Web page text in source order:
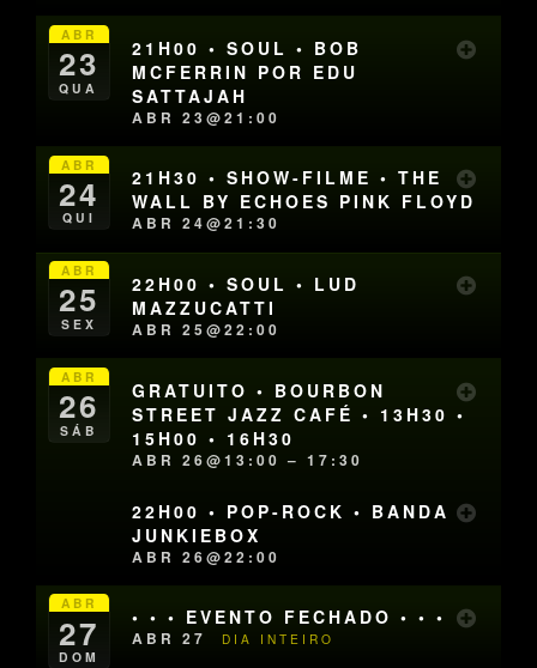
ABR
23
QUA
21H00 • SOUL • BOB
MCFERRIN POR EDU
SATTAJAH
ABR 23@21:00
ABR
24
QUI
21H30 • SHOW-FILME • THE
WALL BY ECHOES PINK FLOYD
ABR 24@21:30
ABR
25
SEX
22H00 • SOUL • LUD
MAZZUCATTI
ABR 25@22:00
ABR
26
SÁB
GRATUITO • BOURBON
STREET JAZZ CAFÉ • 13H30 •
15H00 • 16H30
ABR 26@13:00 – 17:30
22H00 • POP-ROCK • BANDA
JUNKIEBOX
ABR 26@22:00
ABR
27
DOM
• • • EVENTO FECHADO • • •
ABR 27 DIA INTEIRO